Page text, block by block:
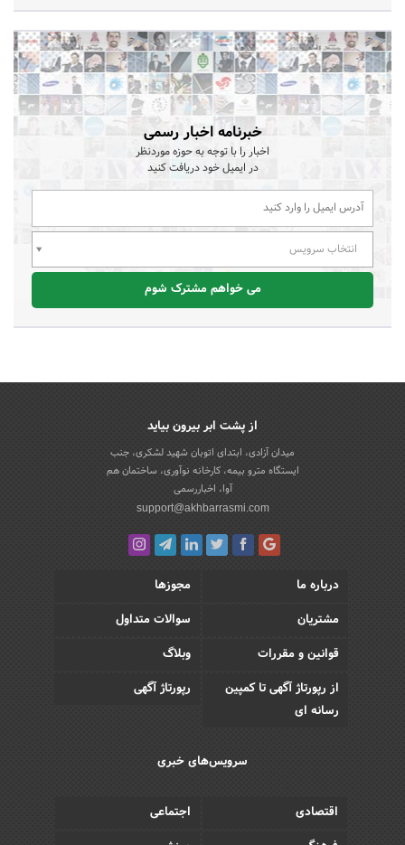
خبرنامه اخبار رسمی
اخبار را با توجه به حوزه موردنظر
در ایمیل خود دریافت کنید
انتخاب سرویس
می خواهم مشترک شوم
از پشت ابر بیرون بیاید
میدان آزادی، ابتدای اتوبان شهید لشکری، جنب
ایستگاه مترو بیمه، کارخانه نوآوری، ساختمان هم
آوا، اخباررسمی
support@akhbarrasmi.com
درباره ما
مجوزها
مشتریان
سوالات متداول
قوانین و مقررات
وبلاگ
از رپورتاژ آگهی تا کمپین
رسانه ای
رپورتاژ آگهی
سرویس‌های خبری
اقتصادی
اجتماعی